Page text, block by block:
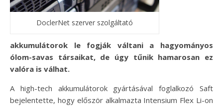
DoclerNet szerver szolgáltató
akkumulátorok le fogják váltani a hagyományos
ólom-savas társaikat, de úgy tűnik hamarosan ez
valóra is válhat.
A high-tech akkumulátorok gyártásával foglalkozó Saft
bejelentette, hogy először alkalmazta Intensium Flex Li-on